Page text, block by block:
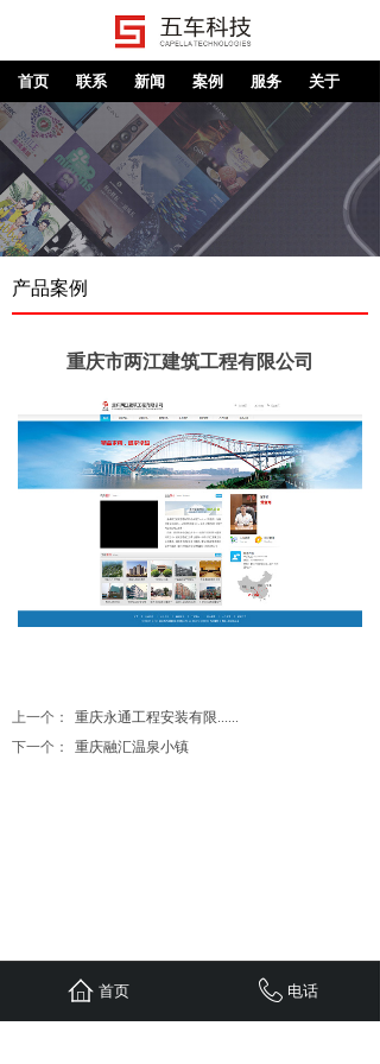
首页 联系 新闻 案例 服务 关于
产品案例
重庆市两江建筑工程有限公司
上一个：
重庆永通工程安装有限......
下一个：
重庆融汇温泉小镇
联系 服务 关于
首页 电话